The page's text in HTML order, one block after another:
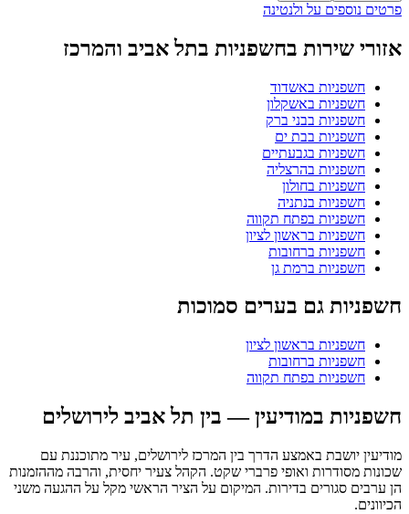
פרטים נוספים על ולנטינה
אזורי שירות בחשפניות בתל אביב והמרכז
חשפניות באשדוד
חשפניות באשקלון
חשפניות בבני ברק
חשפניות בבת ים
חשפניות בגבעתיים
חשפניות בהרצליה
חשפניות בחולון
חשפניות בנתניה
חשפניות בפתח תקווה
חשפניות בראשון לציון
חשפניות ברחובות
חשפניות ברמת גן
חשפניות גם בערים סמוכות
חשפניות בראשון לציון
חשפניות ברחובות
חשפניות בפתח תקווה
חשפניות במודיעין — בין תל אביב לירושלים
מודיעין יושבת באמצע הדרך בין המרכז לירושלים, עיר מתוכננת עם
שכונות מסודרות ואופי פרברי שקט. הקהל צעיר יחסית, והרבה מההזמנות
הן ערבים סגורים בדירות. המיקום על הציר הראשי מקל על ההגעה משני
הכיוונים.